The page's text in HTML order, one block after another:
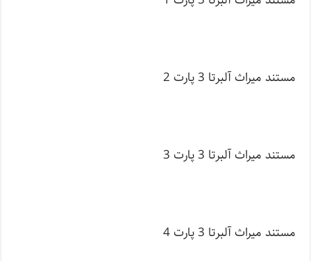
مستند میراث آلبرتا 3 پارت 2
مستند میراث آلبرتا 3 پارت 3
مستند میراث آلبرتا 3 پارت 4